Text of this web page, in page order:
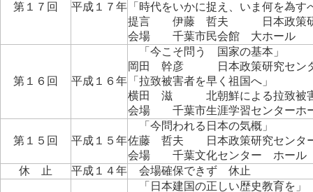
第１７回 平成１７年 「時代をいかに捉え、いま何を為す
提言 伊藤 哲夫 日本政策研
会場 千葉市民会館 大ホール
第１６回 平成１６年
「今こそ問う 国家の基本」
岡田 幹彦 日本政策研究センタ
「拉致被害者を早く祖国へ」
横田 滋 北朝鮮による拉致被害
会場 千葉市生涯学習センターホ
第１５回 平成１５年
「今問われる日本の気概」
佐藤 哲夫 日本政策研究センタ
会場 千葉文化センター ホール
休 止
平成１４年 会場確保できず 休止
「日本建国の正しい歴史教育を」